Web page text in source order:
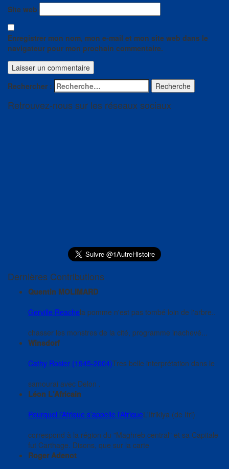
Site web
Enregistrer mon nom, mon e-mail et mon site web dans le
navigateur pour mon prochain commentaire.
Rechercher : Recherche
Retrouvez-nous sur les réseaux sociaux
Dernières Contributions
Quentin MOLIMARD
Gerville Reachela pomme n'est pas tombé loin de l'arbre..
chasser les monstres de la cité, programme inachevé...
Winsdorf
Cathy Rosier (1945-2004)Tres belle interprétation dans le
samourai avec Delon .
Léon L'Africain
Pourquoi l’Afrique s’appelle l’AfriqueL'Ifrikiya (de Ifri)
correspond à la région du "Maghreb central" et sa Capitale
fut Carthage. Disons, que sur la carte
Roger Adenot